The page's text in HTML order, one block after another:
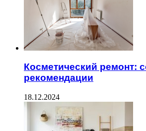
Косметический ремонт:
рекомендации
18.12.2024